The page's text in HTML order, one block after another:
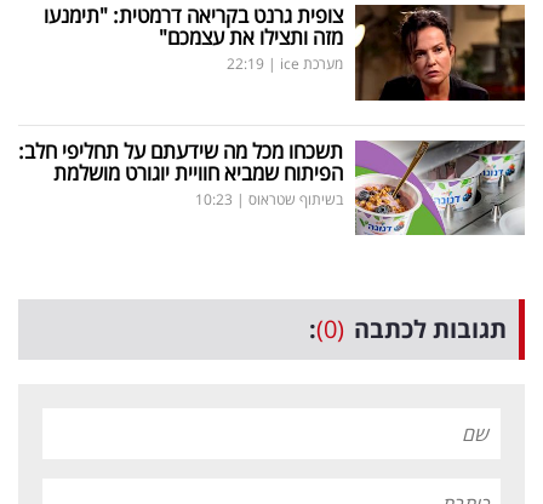
צופית גרנט בקריאה דרמטית: "תימנעו
מזה ותצילו את עצמכם"
מערכת ice |
22:19
תשכחו מכל מה שידעתם על תחליפי חלב:
הפיתוח שמביא חוויית יוגורט מושלמת
בשיתוף שטראוס |
10:23
תגובות לכתבה (0)
: